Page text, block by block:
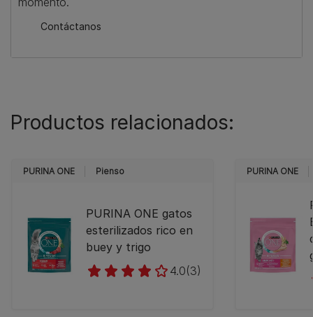
Contáctanos
Productos relacionados:
PURINA ONE Pienso
PURINA ONE gatos
esterilizados rico en
buey y trigo
4.0(3)
PURINA ONE